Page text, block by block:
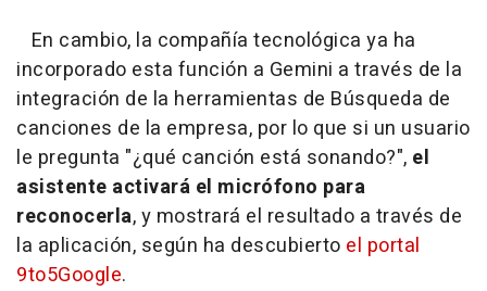
En cambio, la compañía tecnológica ya ha
incorporado esta función a Gemini a través de la
integración de la herramientas de Búsqueda de
canciones de la empresa, por lo que si un usuario
le pregunta "¿qué canción está sonando?", el
asistente activará el micrófono para
reconocerla, y mostrará el resultado a través de
la aplicación, según ha descubierto el portal
9to5Google.